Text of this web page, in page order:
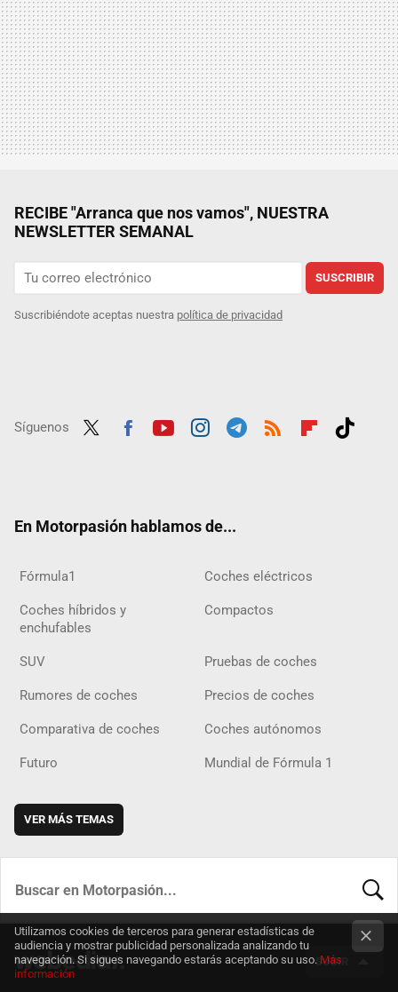
RECIBE "Arranca que nos vamos", NUESTRA
NEWSLETTER SEMANAL
SUSCRIBIR
Suscribiéndote aceptas nuestra política de privacidad
Síguenos
En Motorpasión hablamos de...
Fórmula1 Coches eléctricos
Coches híbridos y
enchufables
Compactos
SUV Pruebas de coches
Rumores de coches Precios de coches
Comparativa de coches Coches autónomos
Futuro Mundial de Fórmula 1
VER MÁS TEMAS
SUBIR
Utilizamos cookies de terceros para generar estadísticas de
audiencia y mostrar publicidad personalizada analizando tu
navegación. Si sigues navegando estarás aceptando su uso. Más
información